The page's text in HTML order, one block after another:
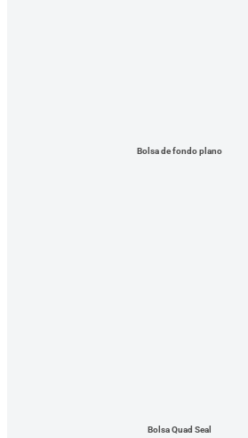
Bolsa de fondo plano
Bolsa Quad Seal